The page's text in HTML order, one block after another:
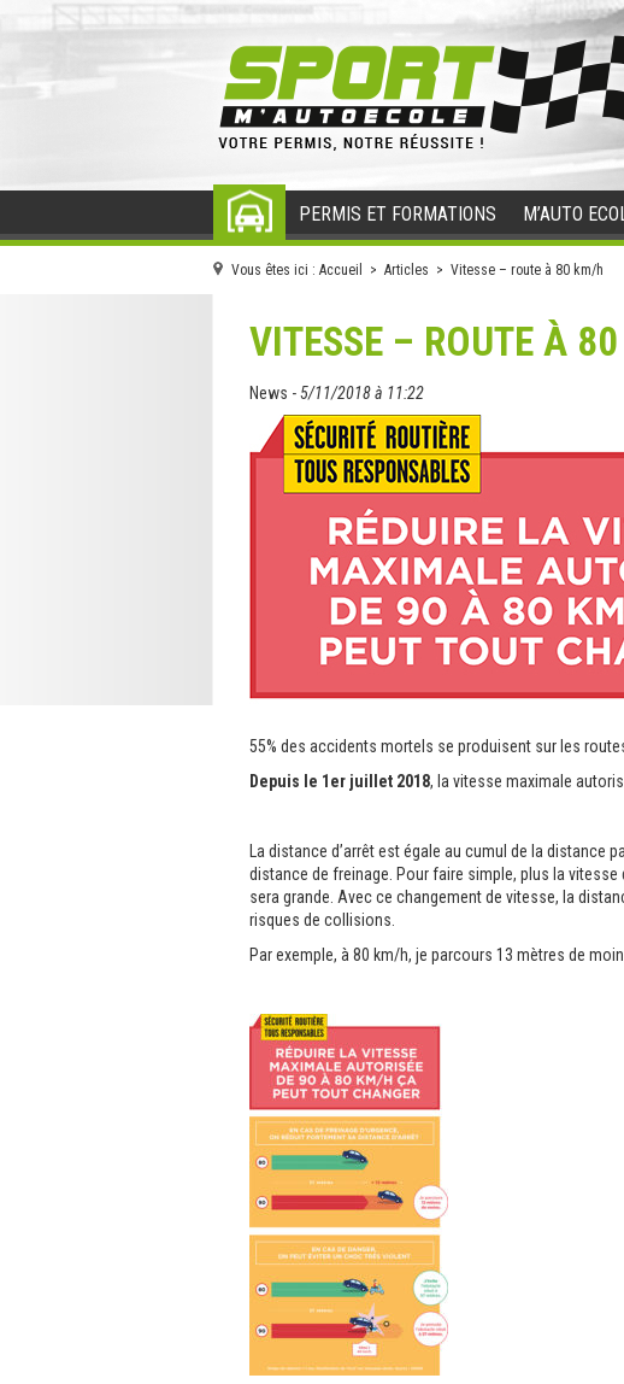
PERMIS ET FORMATIONS M’AUTO
Vous êtes ici : Accueil > Articles > Vitesse – route à 80 km/h
VITESSE – ROUTE À
News -5/11/2018 à 11:22
55% des accidents mortels se produisent sur les
Depuis le 1er juillet 2018, la vitesse maximale
La distance d’arrêt est égale au cumul de la distance
distance de freinage. Pour faire simple, plus la vitesse
sera grande. Avec ce changement de vitesse, la
risques de collisions.
Par exemple, à 80 km/h, je parcours 13 mètres de